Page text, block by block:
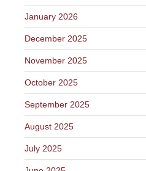
January 2026
December 2025
November 2025
October 2025
September 2025
August 2025
July 2025